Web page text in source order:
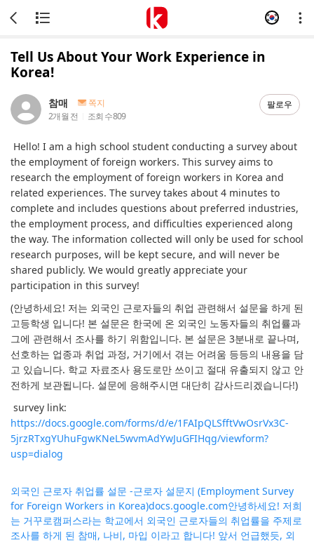
Tell Us About Your Work Experience in
Korea!
참매
쪽지
2개월 전
조회 수809
팔로우
Hello! I am a high school student conducting a survey about
the employment of foreign workers. This survey aims to
research the employment of foreign workers in Korea and
related experiences. The survey takes about 4 minutes to
complete and includes questions about preferred industries,
the employment process, and difficulties experienced along
the way. The information collected will only be used for school
research purposes, will be kept secure, and will never be
shared publicly. We would greatly appreciate your
participation in this survey!
(안녕하세요! 저는 외국인 근로자들의 취업 관련해서 설문을 하게 된
고등학생 입니다! 본 설문은 한국에 온 외국인 노동자들의 취업률과
그에 관련해서 조사를 하기 위함입니다. 본 설문은 3분내로 끝나며,
선호하는 업종과 취업 과정, 거기에서 겪는 어려움 등등의 내용을 담
고 있습니다. 학교 자료조사 용도로만 쓰이고 절대 유출되지 않고 안
전하게 보관됩니다. 설문에 응해주시면 대단히 감사드리겠습니다!)
survey link:
https://docs.google.com/forms/d/e/1FAIpQLSfftVwOsrVx3C-
5jrzRTxgYUhuFgwKNeL5wvmAdYwJuGFIHqg/viewform?
usp=dialog
외국인 근로자 취업률 설문 -근로자 설문지 (Employment Survey
for Foreign Workers in Korea)docs.google.com안녕하세요! 저희
는 거꾸로캠퍼스라는 학교에서 외국인 근로자들의 취업률을 주제로
조사를 하게 된 참매, 나비, 마입 이라고 합니다! 앞서 언급했듯, 외